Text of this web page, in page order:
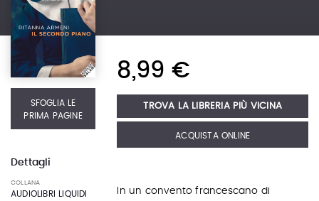
SFOGLIA LE
PRIMA PAGINE
Dettagli
COLLANA
AUDIOLIBRI LIQUIDI
8,99 €
TROVA LA LIBRERIA PIÙ VICINA
ACQUISTA ONLINE
In un convento francescano di